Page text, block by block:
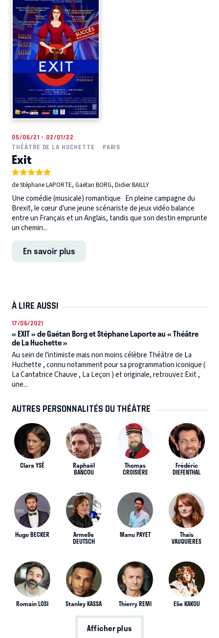
05/06/21 - 02/01/22
THÉÂTRE DE LA HUCHETTE
PARIS
Exit
de Stéphane LAPORTE, Gaëtan BORG, Didier BAILLY
Une comédie (musicale) romantique En pleine campagne du
Brexit, le cœur d’une jeune scénariste de jeux vidéo balance
entre un Français et un Anglais, tandis que son destin emprunte
un chemin...
En savoir plus
À LIRE AUSSI
17/06/2021
« EXIT » de Gaétan Borg et Stéphane Laporte au « Théâtre
de La Huchette »
Au sein de l’intimiste mais non moins célèbre Théâtre de La
Huchette , connu notamment pour sa programmation iconique (
La Cantatrice Chauve , La Leçon ) et originale, retrouvez Exit ,
une...
AUTRES PERSONNALITÉS DU THÉÂTRE
Clara YSÉ Raphaël
BANCOU
Thomas
CROISIÈRE
Frédéric
DIEFENTHAL
Hugo BECKER Armelle
DEUTSCH
Manu PAYET Thaïs
VAUQUIERES
Romain LOSI Stanley KASSA Thierry REMI Elie KAKOU
Afficher plus